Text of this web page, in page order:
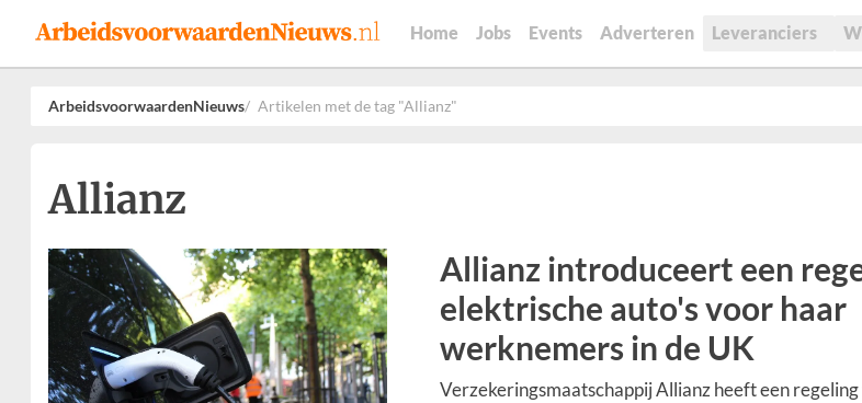
Home Jobs Events Adverteren Leveranciers
ArbeidsvoorwaardenNieuws Artikelen met de tag "Allianz"
Allianz
Allianz introduceert een
elektrische auto's voor haar
werknemers in de UK
Verzekeringsmaatschappij Allianz heeft een